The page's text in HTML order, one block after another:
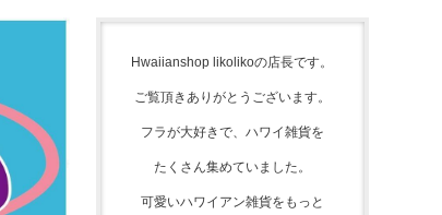
Hwaiianshop likolikoの店長です。
ご覧頂きありがとうございます。
フラが大好きで、 ハワイ雑貨を
たくさん集めていました。
可愛いハワイアン雑貨をもっと